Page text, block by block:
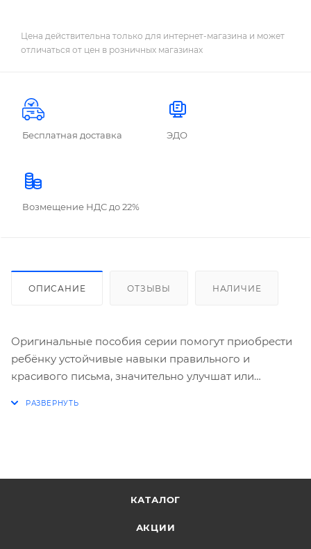
Цена действительна только для интернет-магазина и может
отличаться от цен в розничных магазинах
Бесплатная доставка ЭДО
Возмещение НДС до 22%
ОПИСАНИЕ ОТЗЫВЫ НАЛИЧИЕ
Оригинальные пособия серии помогут приобрести
ребёнку устойчивые навыки правильного и
красивого письма, значительно улучшат или
КАТАЛОГ
АКЦИИ